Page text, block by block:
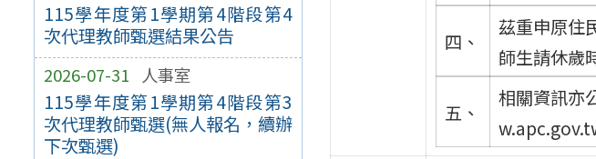
115學年度第1學期第4階段第4
次代理教師甄選結果公告
2026-07-31 人事室
115學年度第1學期第4階段第3
次代理教師甄選(無人報名，續辦
下次甄選)
四、
茲重申原住
師生請休歲
五、
相關資訊亦